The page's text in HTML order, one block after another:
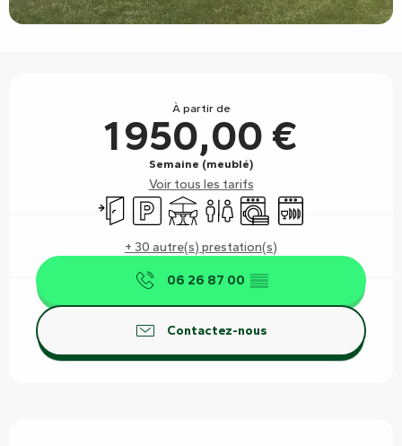
À partir de
1 950,00 €
Semaine (meublé)
Voir tous les tarifs
Entrée indépendante
ParkingTerrasseToilettesLave lingeLave vaisselle
+ 30 autre(s) prestation(s)
06 26 87 00 ▒▒
Contactez-nous